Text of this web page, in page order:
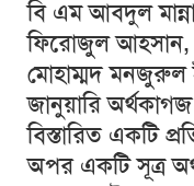
বি এম আবদুল
ফিরোজুল
মোহাম্মদ মনজুরুল
জানুয়ারি
বিস্তারিত একটি
অপর একটি সূত্র